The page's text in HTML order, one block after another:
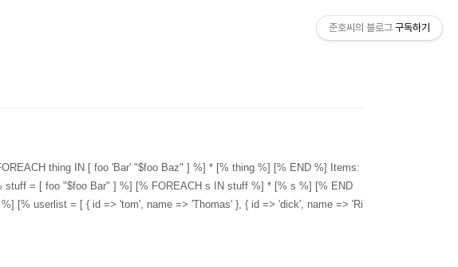
thing IN [ foo 'Bar' "$foo Baz" ] %] * [% thing %] [% END %] Items:
= [ foo "$foo Bar" ] %] [% FOREACH s IN stuff %] * [% s %] [% END
[% userlist = [ { id => 'tom', name => 'Thomas' }, { id => 'dick', name => 'Ri
준호씨의 블로그 구독하기